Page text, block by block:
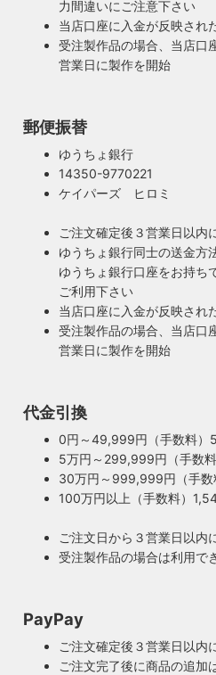
もしもの時も安心・製作
ご購入頂いた照明がもしも故障
連絡ください！ハンドメイド照
が心配とよくお声を頂きますが
人が責任をもって修理にあたり
本人だからこそ分かる不具合を
◆もっと詳しく見る
ヴィンテージスタイルの照明製作
ト。何十年、時には100年近く前
ともあります。ところが100年近
いたインシュレーター（絶縁体
リジナルのインシュレーターを
近く前のソケットも安心してお使
力間違いにご注意下さい
当店口座に入金が反映され
受注製作品の場合、当店口
営業日に製作を開始
郵便振替
ゆうちょ銀行
14350-9770221
ケイパーズ ヒロミ
ご注文確定後３営業日以内
ゆうちょ銀行同士の送金方
ゆうちょ銀行口座をお持ち
ご利用下さい
当店口座に入金が反映され
受注製作品の場合、当店口
営業日に製作を開始
代金引換
0円～49,999円（手数料）
5万円～299,999円（手数
30万円～999,999円（手数
100万円以上（手数料）
ご注文日から３営業日以内
受注製作品の場合は利用で
PayPay
ご注文確定後３営業日以内
ご注文完了後に商品の追加